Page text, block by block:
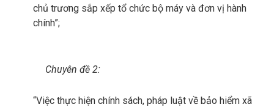
chủ trương sắp xếp tổ chức bộ máy và đơn vị hành
chính”;
Chuyên đề 2:
“Việc thực hiện chính sách, pháp luật về bảo hiểm xã